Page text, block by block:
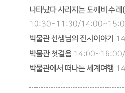
나타났다 사라지는 도깨비 수레
10:30~11:30/
박물관 선생님의 전시이야기
박물관 첫걸음 14:00~16:00/
박물관에서 떠나는 세계여행